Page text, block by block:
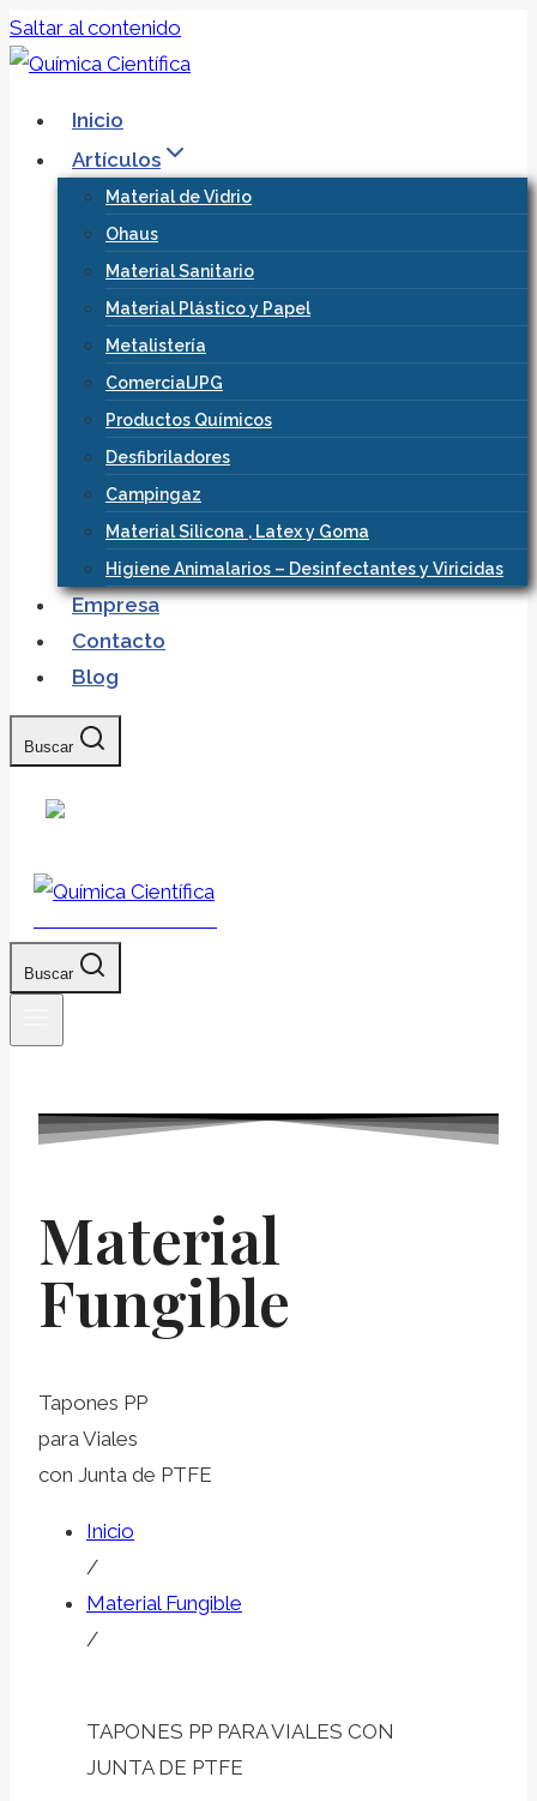
Saltar al contenido
Inicio
Artículos
Material de Vidrio
Ohaus
Material Sanitario
Material Plástico y Papel
Metalistería
ComercialJPG
Productos Químicos
Desfibriladores
Campingaz
Material Silicona , Latex y Goma
Higiene Animalarios – Desinfectantes y Viricidas
Empresa
Contacto
Blog
Buscar
Buscar
Material
Fungible
Tapones PP
para Viales
con Junta de PTFE
Inicio
/
Material Fungible
/
TAPONES PP PARA VIALES CON
JUNTA DE PTFE